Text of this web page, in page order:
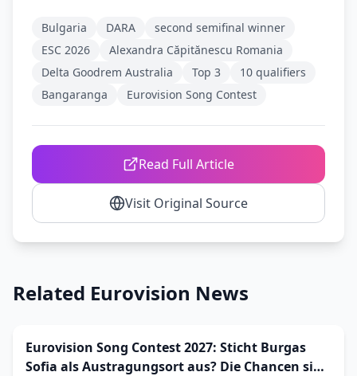
Bulgaria DARA
second semifinal winner
ESC 2026
Alexandra Căpitănescu Romania
Delta Goodrem Australia
Top 3
10 qualifiers
Bangaranga
Eurovision Song Contest
Read Full Article
Visit Original Source
Related Eurovision News
Eurovision Song Contest 2027: Sticht Burgas
Sofia als Austragungsort aus? Die Chancen sind